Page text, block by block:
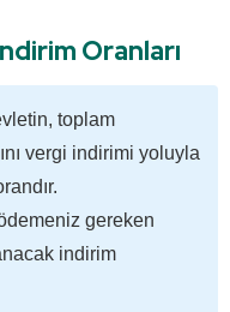
Oranları
toplam
vergi indirimi yoluyla
gereken
indirim